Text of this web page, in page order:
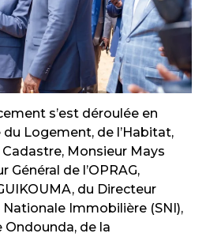
s’est déroulée en
Logement, de l’Habitat,
Monsieur Mays
Général de l’OPRAG,
du Directeur
Nationale Immobilière (SNI),
Ondounda, de la